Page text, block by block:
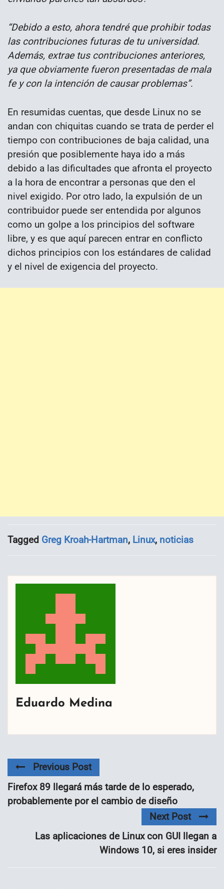
“Debido a esto, ahora tendré que prohibir todas
las contribuciones futuras de tu universidad.
Además, extrae tus contribuciones anteriores,
ya que obviamente fueron presentadas de mala
fe y con la intención de causar problemas”.
En resumidas cuentas, que desde Linux no se
andan con chiquitas cuando se trata de perder el
tiempo con contribuciones de baja calidad, una
presión que posiblemente haya ido a más
debido a las dificultades que afronta el proyecto
a la hora de encontrar a personas que den el
nivel exigido. Por otro lado, la expulsión de un
contribuidor puede ser entendida por algunos
como un golpe a los principios del software
libre, y es que aquí parecen entrar en conflicto
dichos principios con los estándares de calidad
y el nivel de exigencia del proyecto.
Tagged Greg Kroah-Hartman, Linux, noticias
Eduardo Medina
Previous Post
Firefox 89 llegará más tarde de lo esperado,
probablemente por el cambio de diseño
Next Post
Las aplicaciones de Linux con GUI llegan a
Windows 10, si eres insider